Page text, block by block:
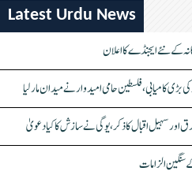
Latest Urdu News
کے نئے ایجنڈے کا اعلان
کامیابی، فلسطین حامی امیدوار نے میدان مار لیا
اور سہیل اقبال کا ذکر، یوگی نے سازش کا کیا دعویٰ
سنگین الزامات